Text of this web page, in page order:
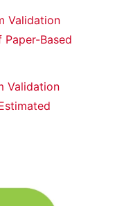
Validation
Based
Validation